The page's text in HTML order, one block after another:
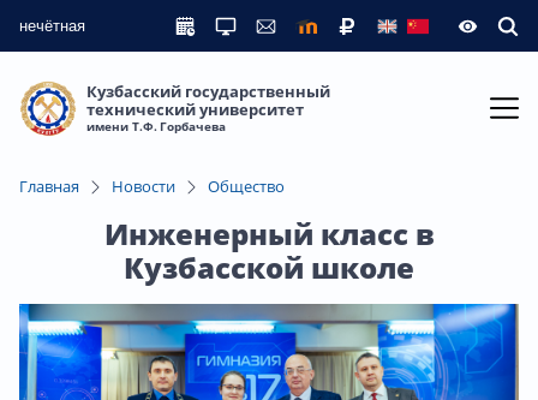
нечётная
Кузбасский государственный
технический университет
имени Т.Ф. Горбачева
Главная Новости Общество
Инженерный класс в
Кузбасской школе